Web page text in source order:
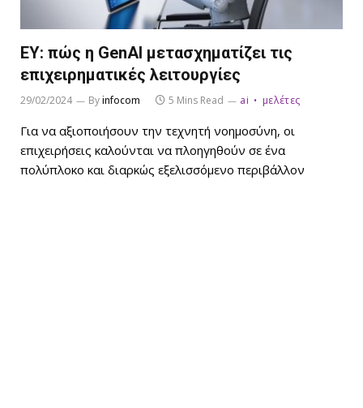
ΕΥ: πώς η GenAI μετασχηματίζει τις
επιχειρηματικές λειτουργίες
29/02/2024 Byinfocom 5 Mins Read ai μελέτες
Για να αξιοποιήσουν την τεχνητή νοημοσύνη, οι
επιχειρήσεις καλούνται να πλοηγηθούν σε ένα
πολύπλοκο και διαρκώς εξελισσόμενο περιβάλλον